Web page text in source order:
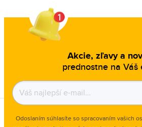
Akcie, zľavy a
prednostne na Váš
Odoslaním súhlasíte so spracovaním vašich